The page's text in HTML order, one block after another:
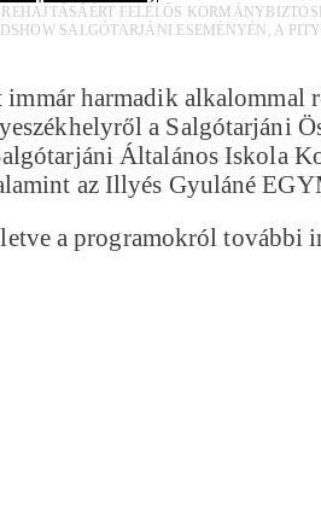
FELELŐS
SALGÓTARJÁNI ESEMÉNYÉN, A
harmadik alkalommal
a Salgótarjáni
Általános Iskola
az Illyés Gyuláné
a programokról további